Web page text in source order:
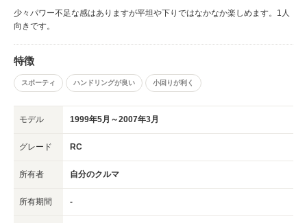
少々パワー不足な感はありますが平坦や下りではなかなか楽しめます。1人
向きです。
特徴
スポーティ ハンドリングが良い 小回りが利く
モデル 1999年5月～2007年3月
グレード RC
所有者 自分のクルマ
所有期間 -